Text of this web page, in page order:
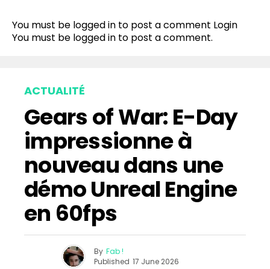
You must be logged in to post a comment Login
You must be logged in to post a comment.
ACTUALITÉ
Gears of War: E-Day
impressionne à
nouveau dans une
démo Unreal Engine
en 60fps
By Fab !
Published 17 June 2026